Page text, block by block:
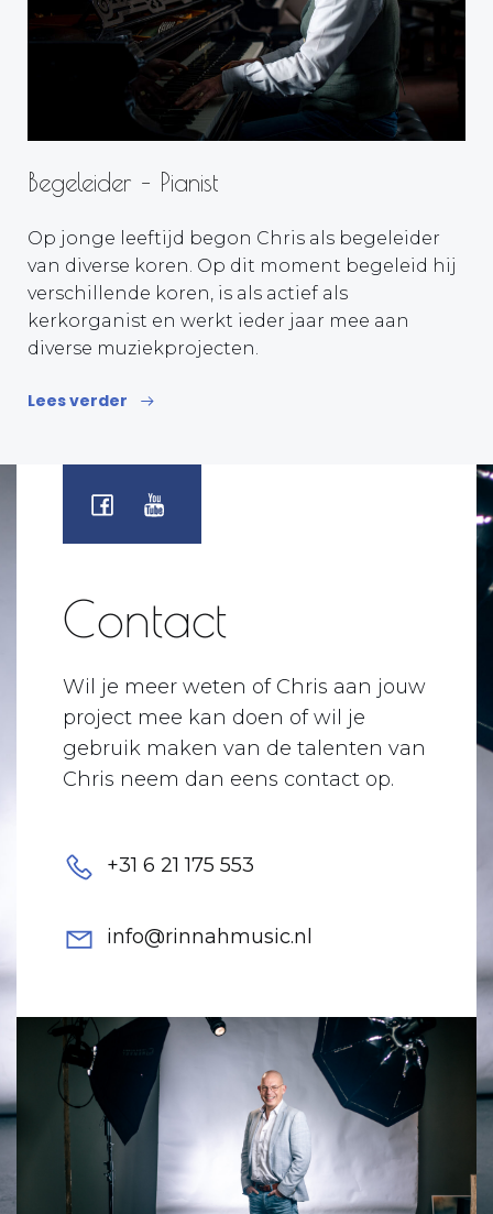
Begeleider – Pianist
Op jonge leeftijd begon Chris als begeleider
van diverse koren. Op dit moment begeleid hij
verschillende koren, is als actief als
kerkorganist en werkt ieder jaar mee aan
diverse muziekprojecten.
Lees verder
Contact
Wil je meer weten of Chris aan jouw
project mee kan doen of wil je
gebruik maken van de talenten van
Chris neem dan eens contact op.
+31 6 21 175 553
info@rinnahmusic.nl